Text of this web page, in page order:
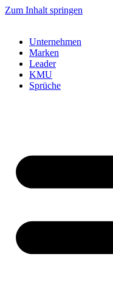
Zum Inhalt springen
Unternehmen
Marken
Leader
KMU
Sprüche